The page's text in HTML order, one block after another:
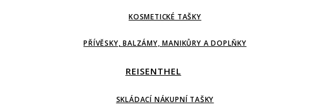
KOSMETICKÉ TAŠKY
PŘÍVĚSKY, BALZÁMY, MANIKŮRY A DOPLŇKY
REISENTHEL
SKLÁDACÍ NÁKUPNÍ TAŠKY